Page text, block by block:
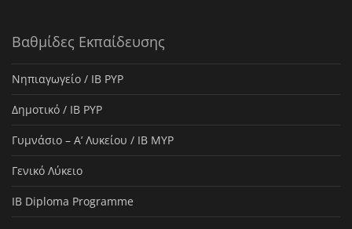
Βαθμίδες Εκπαίδευσης
Νηπιαγωγείο / IB PYP
Δημοτικό / IB PYP
Γυμνάσιο – Α’ Λυκείου / IB MYP
Γενικό Λύκειο
IB Diploma Programme